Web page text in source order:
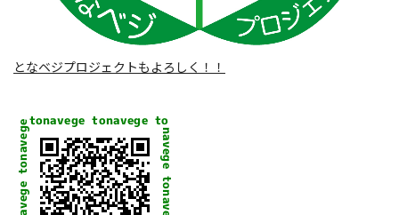
となベジプロジェクトもよろしく！！